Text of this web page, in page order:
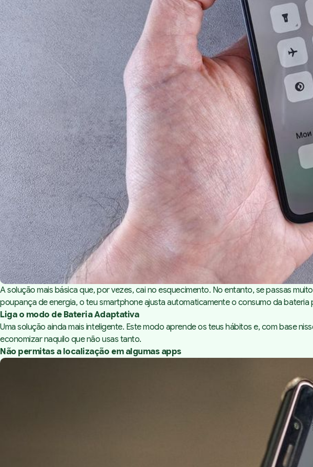
A solução mais básica que, por vezes, cai no esquecimento. No entanto, se passas
poupança de energia, o teu smartphone ajusta automaticamente o consumo da
Liga o modo de Bateria Adaptativa
Uma solução ainda mais inteligente. Este modo aprende os teus hábitos e, com base
economizar naquilo que não usas tanto.
Não permitas a localização em algumas apps